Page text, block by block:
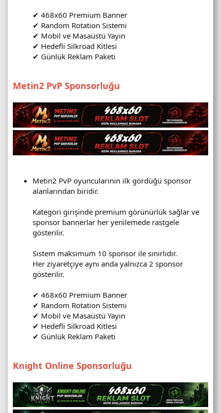
✔ 468x60 Premium Banner
✔ Random Rotation Sistemi
✔ Mobil ve Masaüstü Yayın
✔ Hedefli Silkroad Kitlesi
✔ Günlük Reklam Paketi
Metin2 PvP Sponsorluğu
Metin2 PvP oyuncularının ilk gördüğü sponsor
alanlarından biridir.
Kategori girişinde premium görünürlük sağlar ve
sponsor bannerlar her yenilemede rastgele
gösterilir.
Sistem maksimum 10 sponsor ile sınırlıdır.
Her ziyaretçiye aynı anda yalnızca 2 sponsor
gösterilir.
✔ 468x60 Premium Banner
✔ Random Rotation Sistemi
✔ Mobil ve Masaüstü Yayın
✔ Hedefli Silkroad Kitlesi
✔ Günlük Reklam Paketi
Knight Online Sponsorluğu